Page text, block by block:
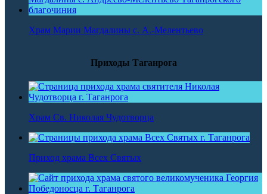
Храм Марии Магдалины с. А.-Мелентьево
Приходы Таганрога
Храм Св. Николая Чудотворца
Приход храма Всех Святых